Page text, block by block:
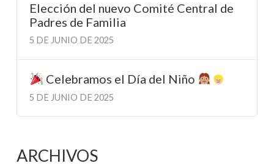
Elección del nuevo Comité Central de
Padres de Familia
5 DE JUNIO DE 2025
Celebramos el Día del Niño
5 DE JUNIO DE 2025
ARCHIVOS